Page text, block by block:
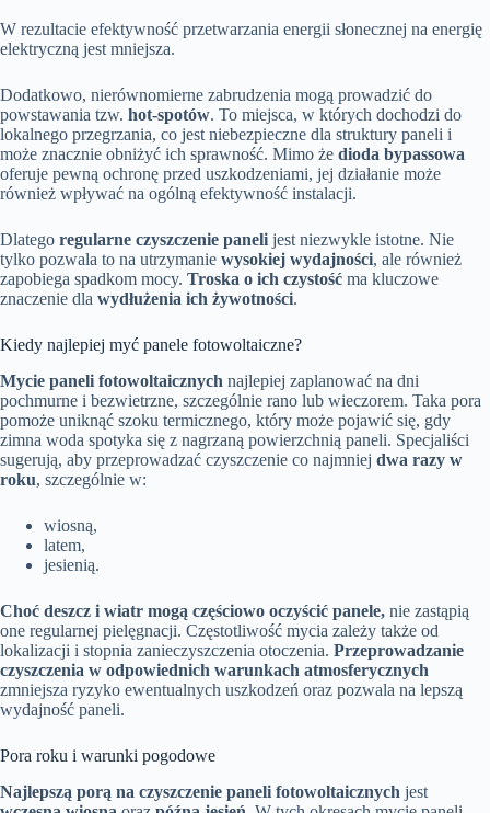
W rezultacie efektywność przetwarzania energii słonecznej na energię
elektryczną jest mniejsza.
Dodatkowo, nierównomierne zabrudzenia mogą prowadzić do
powstawania tzw. hot-spotów. To miejsca, w których dochodzi do
lokalnego przegrzania, co jest niebezpieczne dla struktury paneli i
może znacznie obniżyć ich sprawność. Mimo że dioda bypassowa
oferuje pewną ochronę przed uszkodzeniami, jej działanie może
również wpływać na ogólną efektywność instalacji.
Dlatego regularne czyszczenie paneli jest niezwykle istotne. Nie
tylko pozwala to na utrzymanie wysokiej wydajności, ale również
zapobiega spadkom mocy. Troska o ich czystość ma kluczowe
znaczenie dla wydłużenia ich żywotności.
Kiedy najlepiej myć panele fotowoltaiczne?
Mycie paneli fotowoltaicznych najlepiej zaplanować na dni
pochmurne i bezwietrzne, szczególnie rano lub wieczorem. Taka pora
pomoże uniknąć szoku termicznego, który może pojawić się, gdy
zimna woda spotyka się z nagrzaną powierzchnią paneli. Specjaliści
sugerują, aby przeprowadzać czyszczenie co najmniej dwa razy w
roku, szczególnie w:
wiosną,
latem,
jesienią.
Choć deszcz i wiatr mogą częściowo oczyścić panele, nie zastąpią
one regularnej pielęgnacji. Częstotliwość mycia zależy także od
lokalizacji i stopnia zanieczyszczenia otoczenia. Przeprowadzanie
czyszczenia w odpowiednich warunkach atmosferycznych
zmniejsza ryzyko ewentualnych uszkodzeń oraz pozwala na lepszą
wydajność paneli.
Pora roku i warunki pogodowe
Najlepszą porą na czyszczenie paneli fotowoltaicznych jest